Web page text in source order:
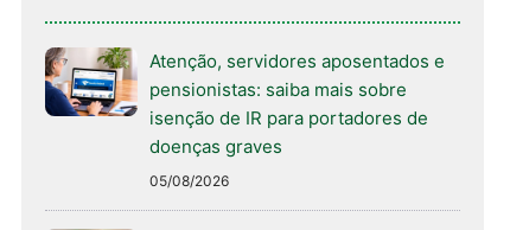
Atenção, servidores aposentados e
pensionistas: saiba mais sobre
isenção de IR para portadores de
doenças graves
05/08/2026